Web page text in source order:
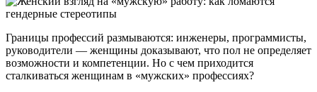
Границы профессий размываются: инженеры, программисты,
руководители — женщины доказывают, что пол не определяет
возможности и компетенции. Но с чем приходится
сталкиваться женщинам в «мужских» профессиях?